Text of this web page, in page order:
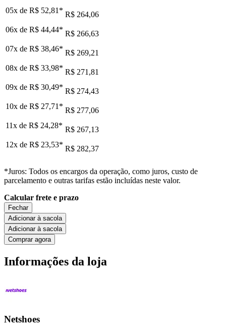
05x de R$ 52,81 * R$ 264,06
06x de R$ 44,44* R$ 266,63
07x de R$ 38,46* R$ 269,21
08x de R$ 33,98* R$ 271,81
09x de R$ 30,49* R$ 274,43
10x de R$ 27,71 * R$ 277,06
11x de R$ 24,28* R$ 267,13
12x de R$ 23,53* R$ 282,37
*Juros: Todos os encargos da operação, como juros, custo de
parcelamento e outras tarifas estão incluídas neste valor.
Calcular frete e prazo
Fechar
Adicionar à sacola
Adicionar à sacola
Comprar agora
Informações da loja
Netshoes